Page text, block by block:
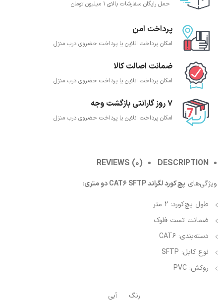
حمل رایگان سفارشات بالای 1 میلیون تومان
پرداخت امن
امکان پرداخت انلاین یا پرداخت حضروی درب منزل
ضمانت اصالت کالا
امکان پرداخت انلاین یا پرداخت حضروی درب منزل
7 روز گارانتی بازگشت وجه
امکان پرداخت انلاین یا پرداخت حضروی درب منزل
DESCRIPTION
REVIEWS (0)
ویژگی‌های پچ کورد لگراند CAT6 SFTP دو متری
:
طول پچ‌کورد: 2 متر
ضمانت تست فلوک
دسته‌بندی: CAT6
نوع کابل: SFTP
روکش: PVC
رنگ آبی